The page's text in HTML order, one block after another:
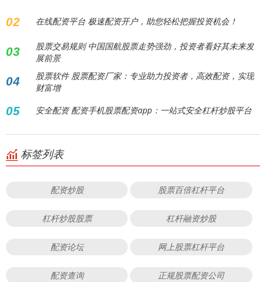
02 在线配资平台 极速配资开户，助您轻松把握投资机会！
03
股票交易规则 中国国航股票走势强劲，投资者看好其未来发
展前景
04
股票软件 股票配资厂家：专业助力投资者，高效配资，实现
财富增
05 安全配资 配资手机股票配资app：一站式安全杠杆炒股平台
标签列表
配资炒股 股票百倍杠杆平台
杠杆炒股股票 杠杆融资炒股
配资论坛 网上股票杠杆平台
配资查询 正规股票配资公司